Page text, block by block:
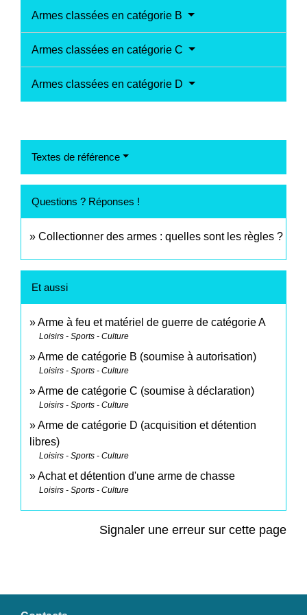
Armes classées en catégorie B
Armes classées en catégorie C
Armes classées en catégorie D
Textes de référence
Questions ? Réponses !
Collectionner des armes : quelles sont les règles ?
Et aussi
Arme à feu et matériel de guerre de catégorie A
Loisirs - Sports - Culture
Arme de catégorie B (soumise à autorisation)
Loisirs - Sports - Culture
Arme de catégorie C (soumise à déclaration)
Loisirs - Sports - Culture
Arme de catégorie D (acquisition et détention
libres)
Loisirs - Sports - Culture
Achat et détention d'une arme de chasse
Loisirs - Sports - Culture
Signaler une erreur sur cette page